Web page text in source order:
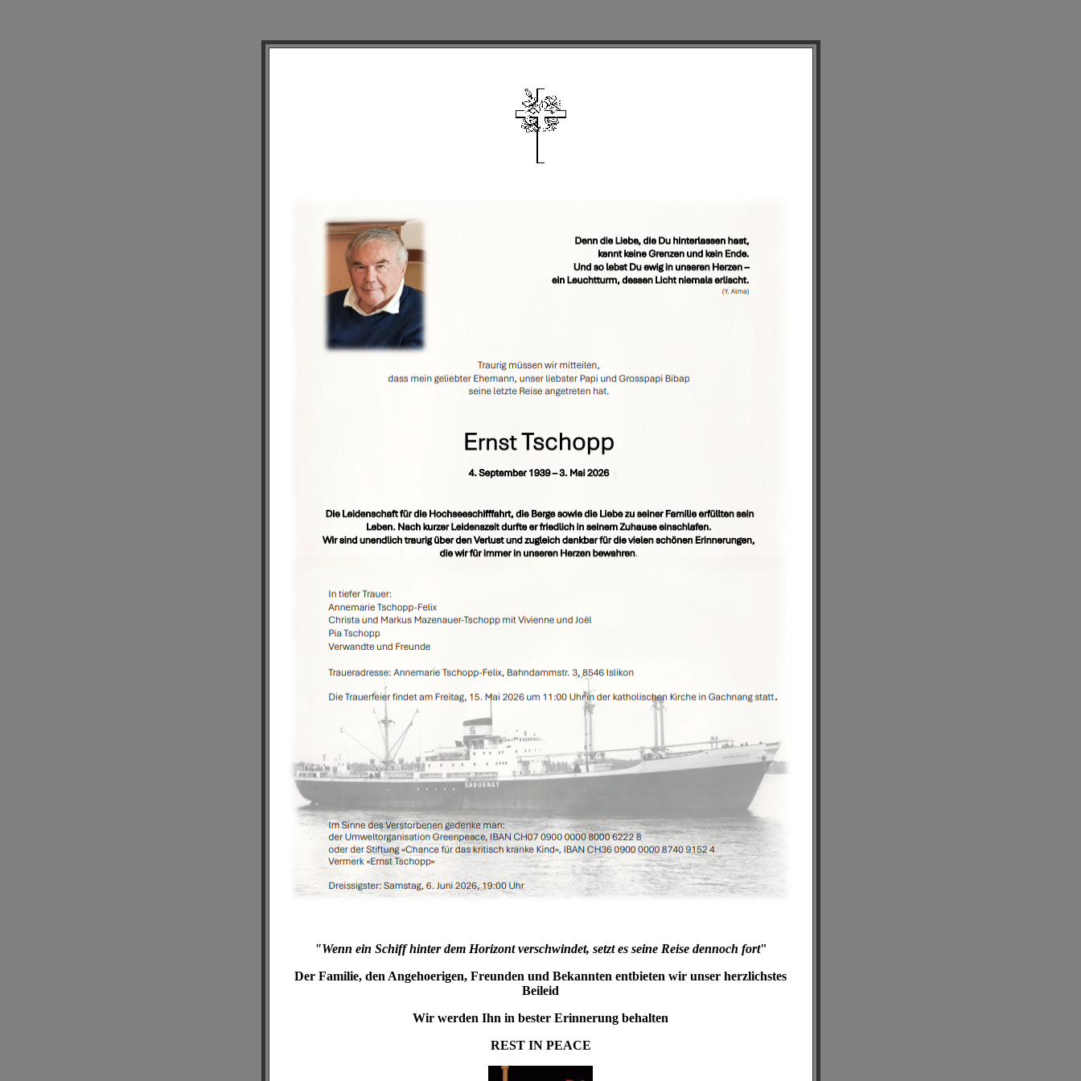
"Wenn ein Schiff hinter dem Horizont verschwindet, setzt es seine Reise dennoch fort"
Der Familie, den Angehoerigen, Freunden und Bekannten entbieten wir unser herzlichstes
Beileid
Wir werden Ihn in bester Erinnerung behalten
REST IN PEACE